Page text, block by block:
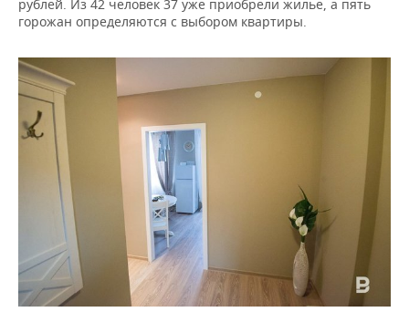
рублей. Из 42 человек 37 уже приобрели жилье, а пять
горожан определяются с выбором квартиры.